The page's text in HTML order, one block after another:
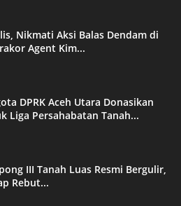
Nikmati Aksi Balas Dendam di
Agent Kim...
DPRK Aceh Utara Donasikan
Liga Persahabatan Tanah...
III Tanah Luas Resmi Bergulir,
Rebut...